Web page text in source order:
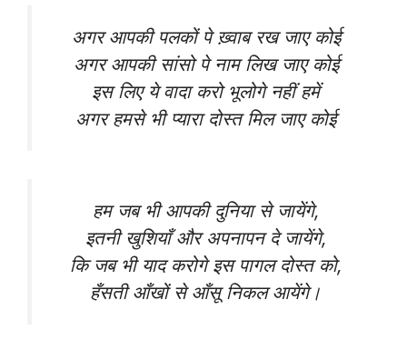
अगर आपकी पलकों पे ख़्वाब रख जाए कोई
अगर आपकी सांसो पे नाम लिख जाए कोई
इस लिए ये वादा करो भूलोगे नहीं हमें
अगर हमसे भी प्यारा दोस्त मिल जाए कोई
हम जब भी आपकी दुनिया से जायेंगे,
इतनी खुशियाँ और अपनापन दे जायेंगे,
कि जब भी याद करोगे इस पागल दोस्त को,
हँसती आँखों से आँसू निकल आयेंगे।